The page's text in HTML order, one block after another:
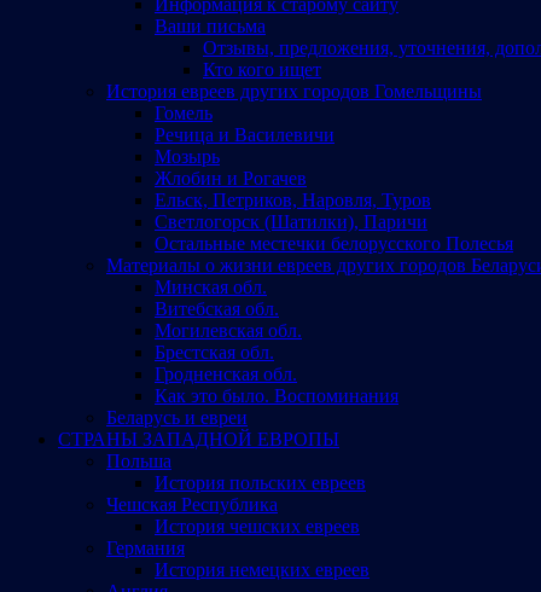
Ваши письма
Отзывы, предложения, уточнения,
Кто кого ищет
История евреев других городов Гомельщины
Гомель
Речица и Василевичи
Мозырь
Жлобин и Рогачев
Ельск, Петриков, Наровля, Туров
Светлогорск (Шатилки), Паричи
Остальные местечки белорусского Полесья
Материалы о жизни евреев других городов
Минская обл.
Витебская обл.
Могилевская обл.
Брестская обл.
Гродненская обл.
Как это было. Воспоминания
Беларусь и евреи
СТРАНЫ ЗАПАДНОЙ ЕВРОПЫ
Польша
История польских евреев
Чешская Республика
История чешских евреев
Германия
История немецких евреев